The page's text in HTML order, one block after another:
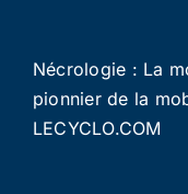
Nécrologie : La
pionnier de la
LECYCLO.COM